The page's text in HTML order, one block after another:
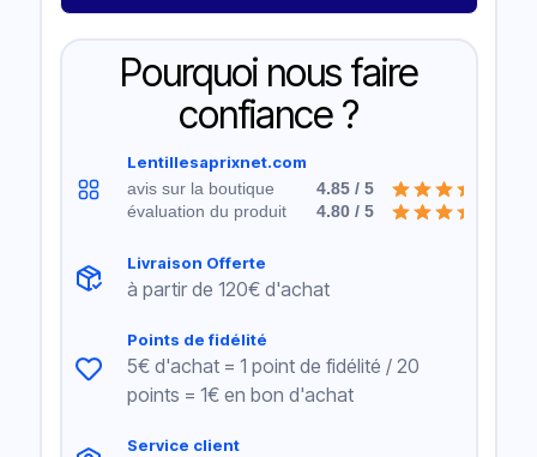
Pourquoi nous faire
confiance ?
Lentillesaprixnet.com
avis sur la boutique
4.85 / 5
évaluation du produit
4.80 / 5
Livraison Offerte
à partir de 120€ d'achat
Points de fidélité
5€ d'achat = 1 point de fidélité / 20
points = 1€ en bon d'achat
Service client